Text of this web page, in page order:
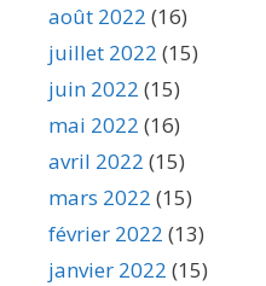
août 2022 (16)
juillet 2022 (15)
juin 2022 (15)
mai 2022 (16)
avril 2022 (15)
mars 2022 (15)
février 2022 (13)
janvier 2022 (15)